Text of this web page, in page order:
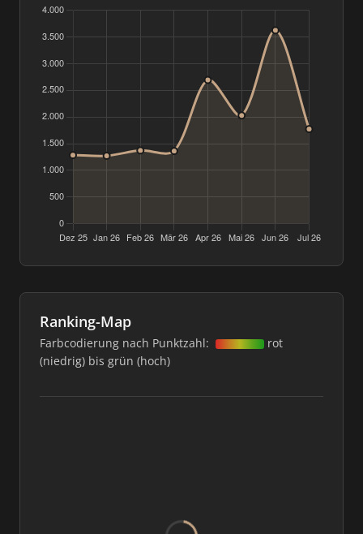
Ranking-Map
Farbcodierung nach Punktzahl:
rot
(niedrig) bis grün (hoch)